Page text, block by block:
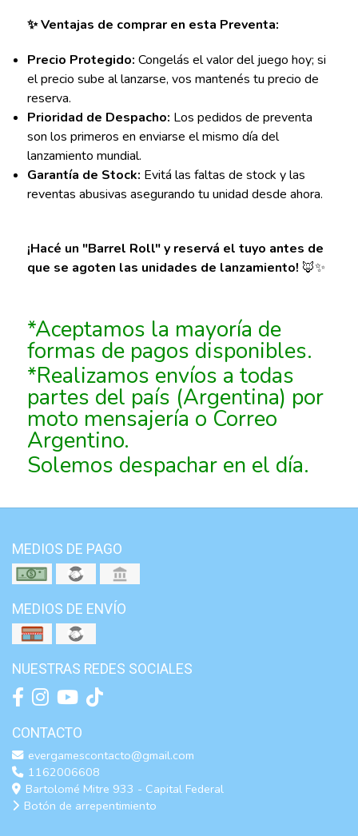
✨ Ventajas de comprar en esta Preventa:
Precio Protegido: Congelás el valor del juego hoy; si
el precio sube al lanzarse, vos mantenés tu precio de
reserva.
Prioridad de Despacho: Los pedidos de preventa
son los primeros en enviarse el mismo día del
lanzamiento mundial.
Garantía de Stock: Evitá las faltas de stock y las
reventas abusivas asegurando tu unidad desde ahora.
¡Hacé un "Barrel Roll" y reservá el tuyo antes de
que se agoten las unidades de lanzamiento! 🦊✨
*Aceptamos la mayoría de
formas de pagos disponibles.
*Realizamos envíos a todas
partes del país (Argentina) por
moto mensajería o Correo
Argentino.
Solemos despachar en el día.
MEDIOS DE PAGO
MEDIOS DE ENVÍO
NUESTRAS REDES SOCIALES
CONTACTO
evergamescontacto@gmail.com
1162006608
Bartolomé Mitre 933 - Capital Federal
Botón de arrepentimiento